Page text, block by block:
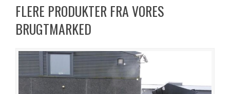
FLERE PRODUKTER FRA VORES
BRUGTMARKED